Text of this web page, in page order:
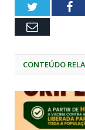
Twitter
Email
CONTEÚDO